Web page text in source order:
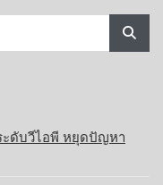
ะดับวีไอพี หยุดปัญหา